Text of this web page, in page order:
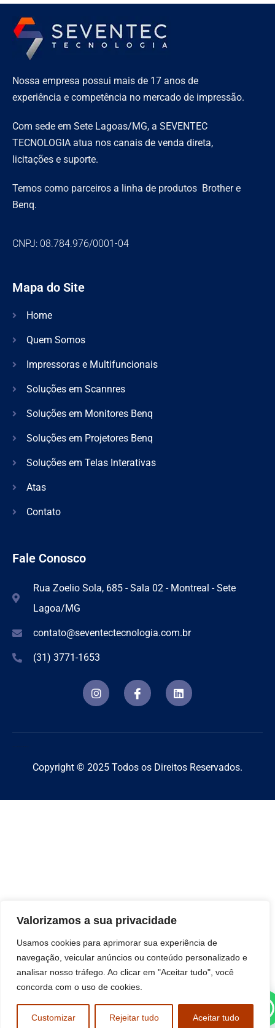
Valorizamos a sua privacidade
Usamos cookies para aprimorar sua experiência de
navegação, veicular anúncios ou conteúdo personalizado e
analisar nosso tráfego. Ao clicar em "Aceitar tudo", você
concorda com o uso de cookies.
Customizar Rejeitar tudo Aceitar tudo
Nossa empresa possui mais de 17 anos de
experiência e competência no mercado de impressão.
Com sede em Sete Lagoas/MG, a SEVENTEC
TECNOLOGIA atua nos canais de venda direta,
licitações e suporte.
Temos como parceiros a linha de produtos Brother e
Benq.
CNPJ: 08.784.976/0001-04
Mapa do Site
Home
Quem Somos
Impressoras e Multifuncionais
Soluções em Scannres
Soluções em Monitores Benq
Soluções em Projetores Benq
Soluções em Telas Interativas
Atas
Contato
Fale Conosco
Rua Zoelio Sola, 685 - Sala 02 - Montreal - Sete
Lagoa/MG
contato@seventectecnologia.com.br
(31) 3771-1653
Copyright © 2025 Todos os Direitos Reservados.